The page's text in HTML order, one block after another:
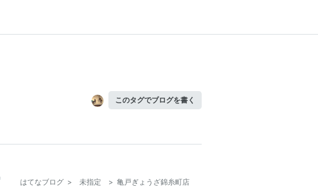
このタグでブログを書く
はてなブログ > 未指定 > 亀戸ぎょうざ錦糸町店